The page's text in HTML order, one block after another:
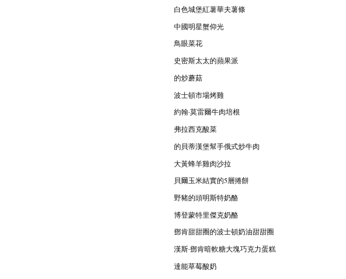
白色城堡紅薯華夫薯條
中國明星蟹仰光
鳥眼菜花
史密斯太太的蘋果派
的炒蘑菇
波士頓市場烤雞
約翰·莫雷爾牛肉培根
弗拉西克酸菜
的貝蒂漢堡幫手俄式炒牛肉
大黃蜂羊雞肉沙拉
貝爾玉米結實的5層捲餅
野豬的頭明斯特奶酪
博登蒙特里傑克奶酪
鄧肯甜甜圈的波士頓奶油甜甜圈
漢斯·鄧肯暗軟糖大塊巧克力蛋糕
達能草莓酸奶